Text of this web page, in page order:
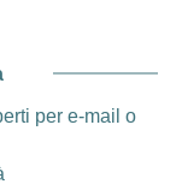
per e-mail o